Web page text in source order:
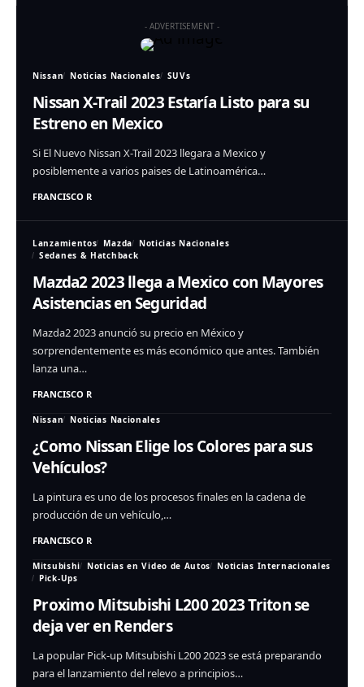
- ADVERTISEMENT -
Nissan Noticias Nacionales SUVs
Nissan X-Trail 2023 Estaría Listo para su
Estreno en Mexico
Si El Nuevo Nissan X-Trail 2023 llegara a Mexico y
posiblemente a varios paises de Latinoamérica…
FRANCISCO R
Lanzamientos Mazda
Noticias Nacionales
Sedanes & Hatchback
Mazda2 2023 llega a Mexico con Mayores
Asistencias en Seguridad
Mazda2 2023 anunció su precio en México y
sorprendentemente es más económico que antes. También
lanza una…
FRANCISCO R
Nissan Noticias Nacionales
¿Como Nissan Elige los Colores para sus
Vehículos?
La pintura es uno de los procesos finales en la cadena de
producción de un vehículo,…
FRANCISCO R
Mitsubishi Noticias en Video de Autos
Noticias Internacionales
Pick-Ups
Proximo Mitsubishi L200 2023 Triton se
deja ver en Renders
La popular Pick-up Mitsubishi L200 2023 se está preparando
para el lanzamiento del relevo a principios…